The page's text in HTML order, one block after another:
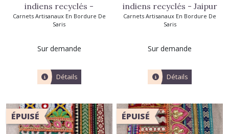
indiens recyclés -
Ranakpur
Carnets Artisanaux En Bordure De
Saris
Sur demande
Détails
indiens recyclés - Jaipur
Carnets Artisanaux En Bordure De
Saris
Sur demande
Détails
ÉPUISÉ ÉPUISÉ